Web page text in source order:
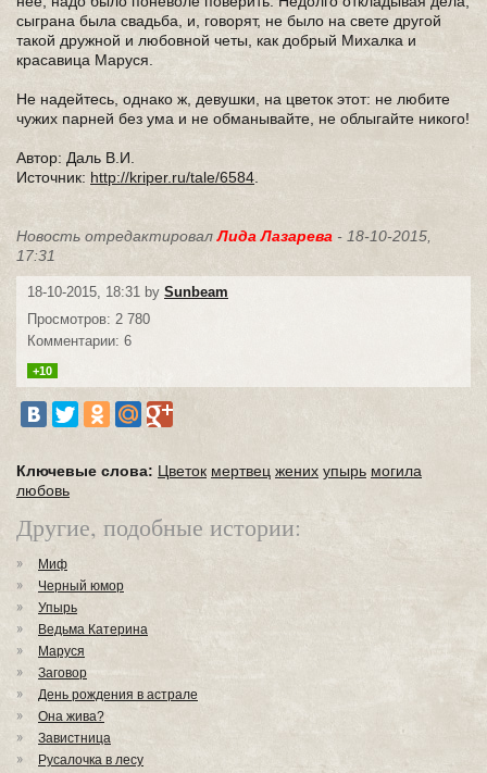
сыграна была свадьба, и, говорят, не было на свете другой
такой дружной и любовной четы, как добрый Михалка и
красавица Маруся.
Не надейтесь, однако ж, девушки, на цветок этот: не любите
чужих парней без ума и не обманывайте, не облыгайте никого!
Автор: Даль В.И.
Источник: http://kriper.ru/tale/6584
Новость отредактировалЛида Лазарева - 18-10-2015,
17:31
18-10-2015, 18:31 by Sunbeam
Просмотров: 2 780
Комментарии: 6
+10
Ключевые слова: Цветок мертвец жених упырь могила
любовь
Другие, подобные истории:
Миф
Черный юмор
Упырь
Ведьма Катерина
Маруся
Заговор
День рождения в астрале
Она жива?
Завистница
Русалочка в лесу